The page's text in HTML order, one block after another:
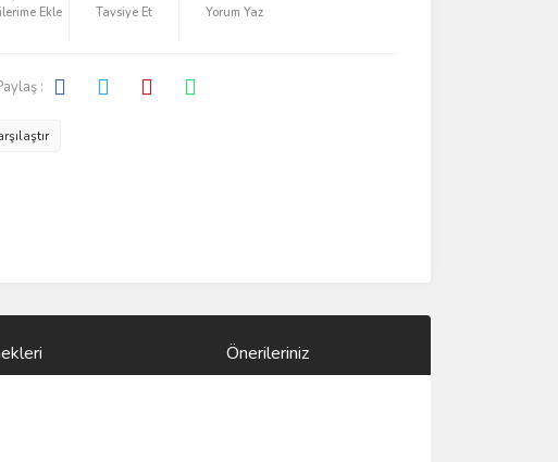
Tavsiye Et Yorum Yaz
:
Önerileriniz